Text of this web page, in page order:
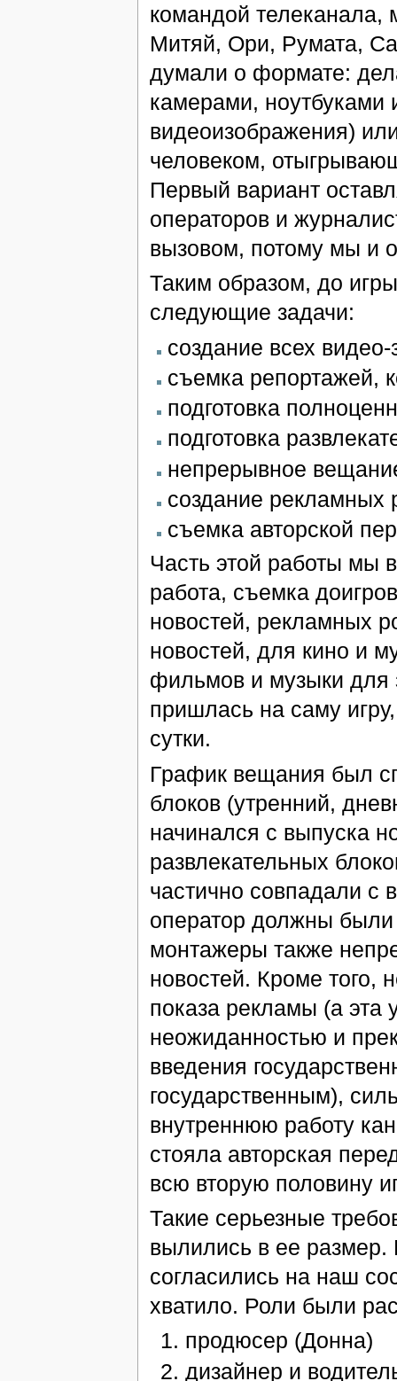
командой телеканала,
Митяй, Ори, Румата,
думали о формате:
камерами, ноутбуками
видеоизображения)
человеком,
Первый вариант
операторов и
вызовом, потому мы и
Таким образом, до
следующие задачи:
создание всех
съемка репортажей,
подготовка
подготовка
непрерывное
создание рекламных
съемка авторской
Часть этой работы мы
работа, съемка
новостей, рекламных
новостей, для кино и
фильмов и музыки для
пришлась на саму
сутки.
График вещания был
блоков (утренний,
начинался с выпуска
развлекательных
частично совпадали с
оператор должны
монтажеры также
новостей. Кроме того,
показа рекламы (а эта
неожиданностью и
введения
государственным),
внутреннюю работу
стояла авторская
всю вторую половину
Такие серьезные
вылились в ее размер.
согласились на наш
хватило. Роли были
продюсер (Донна)
дизайнер и